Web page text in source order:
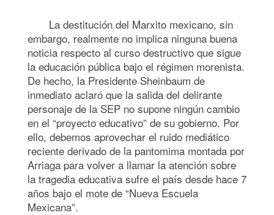
La destitución del Marxito mexicano, sin
embargo, realmente no implica ninguna buena
noticia respecto al curso destructivo que sigue
la educación pública bajo el régimen morenista.
De hecho, la Presidente Sheinbaum de
inmediato aclaró que la salida del delirante
personaje de la SEP no supone ningún cambio
en el “proyecto educativo” de su gobierno. Por
ello, debemos aprovechar el ruido mediático
reciente derivado de la pantomima montada por
Arriaga para volver a llamar la atención sobre
la tragedia educativa sufre el país desde hace 7
años bajo el mote de “Nueva Escuela
Mexicana”.